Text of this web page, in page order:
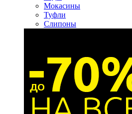
Мокасины
Туфли
Слипоны